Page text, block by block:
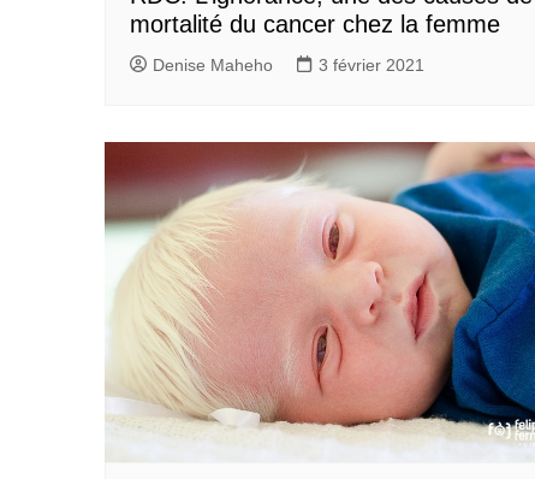
mortalité du cancer chez la femme
Denise Maheho 3 février 2021